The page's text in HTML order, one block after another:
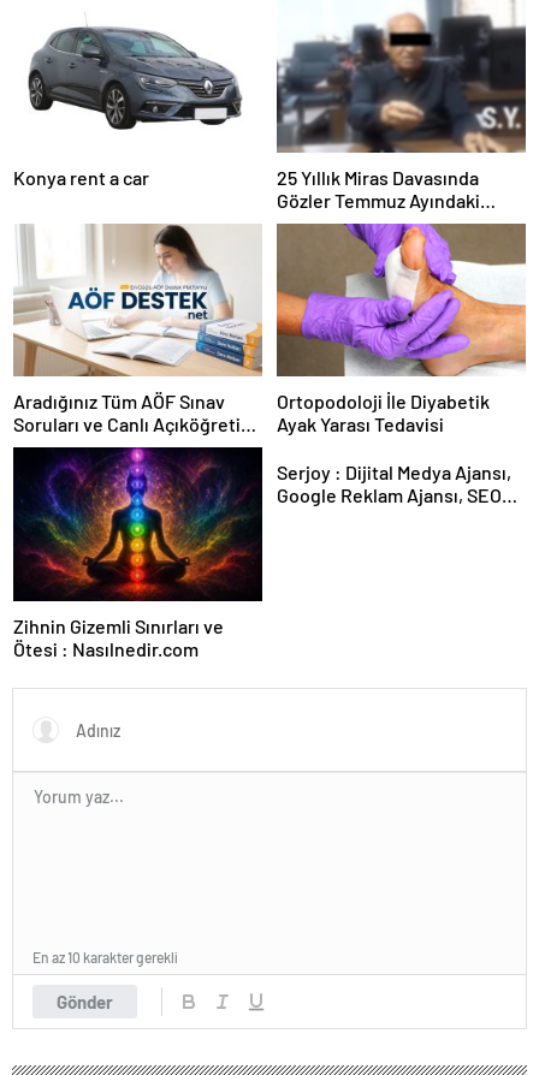
Konya rent a car
25 Yıllık Miras Davasında
Gözler Temmuz Ayındaki
Karar Duruşmasına Çevrildi
Aradığınız Tüm AÖF Sınav
Soruları ve Canlı Açıköğretim
Forumu Burada
Ortopodoloji İle Diyabetik
Ayak Yarası Tedavisi
Zihnin Gizemli Sınırları ve
Ötesi : Nasılnedir.com
Serjoy : Dijital Medya Ajansı,
Google Reklam Ajansı, SEO
Gönder
En az 10 karakter gerekli